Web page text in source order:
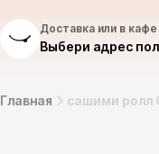
Доставка или в кафе
Выбери адрес
Главная сашими ролл